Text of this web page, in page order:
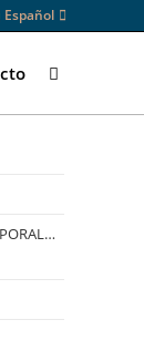
Español